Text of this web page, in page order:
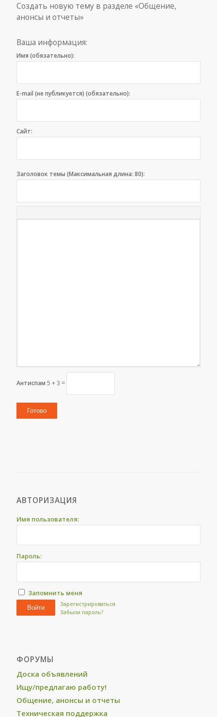
Создать новую тему в разделе «Общение,
анонсы и отчеты»
Ваша информация:
Имя (обязательно):
E-mail (не публикуется) (обязательно):
Сайт:
Заголовок темы (Максимальная длина: 80):
Антиспам 5 + 3 =
Готово
АВТОРИЗАЦИЯ
Имя пользователя:
Пароль:
Запомнить меня
Войти
Зарегистрироваться
Забыли пароль?
ФОРУМЫ
Доска объявлений
Ищу/предлагаю работу!
Общение, анонсы и отчеты
Техническая поддержка